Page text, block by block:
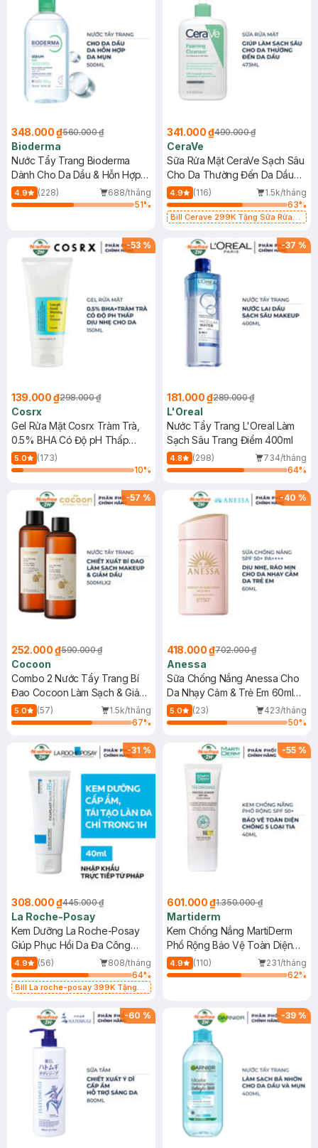
348.000 ₫560.000 ₫
Bioderma
Nước Tẩy Trang Bioderma
Dành Cho Da Dầu & Hỗn Hợp
500ml
4.9 (228)
688/tháng
51%
341.000 ₫490.000 ₫
CeraVe
Sữa Rửa Mặt CeraVe Sạch Sâu
Cho Da Thường Đến Da Dầu
473ml
4.9 (116)
1.5k/tháng
63%
Bill Cerave 299K Tặng Sữa Rửa
-53 %
139.000 ₫298.000 ₫
Cosrx
Gel Rửa Mặt Cosrx Tràm Trà,
0.5% BHA Có Độ pH Thấp
150ml
5.0
(173)
10%
-37 %
181.000 ₫289.000 ₫
L'Oreal
Nước Tẩy Trang L'Oreal Làm
Sạch Sâu Trang Điểm 400ml
4.8 (298)
734/tháng
64%
-57 %
252.000 ₫590.000 ₫
Cocoon
Combo 2 Nước Tẩy Trang Bí
Đao Cocoon Làm Sạch & Giảm
Dầu 500ml
5.0 (57)
1.5k/tháng
67%
-40 %
418.000 ₫702.000 ₫
Anessa
Sữa Chống Nắng Anessa Cho
Da Nhạy Cảm & Trẻ Em 60ml
(Mới)
5.0 (23)
423/tháng
50%
-31 %
308.000 ₫445.000 ₫
La Roche-Posay
Kem Dưỡng La Roche-Posay
Giúp Phục Hồi Da Đa Công
Dụng 40ml
4.9 (56)
808/tháng
64%
Bill La roche-posay 399K Tặng
(SL có hạn)
-55 %
601.000 ₫1.350.000 ₫
Martiderm
Kem Chống Nắng MartiDerm
Phổ Rộng Bảo Vệ Toàn Diện
40ml
4.9 (110)
231/tháng
62%
-60 % -39 %